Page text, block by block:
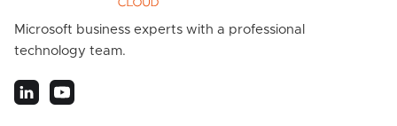
Microsoft business experts with a professional
technology team.